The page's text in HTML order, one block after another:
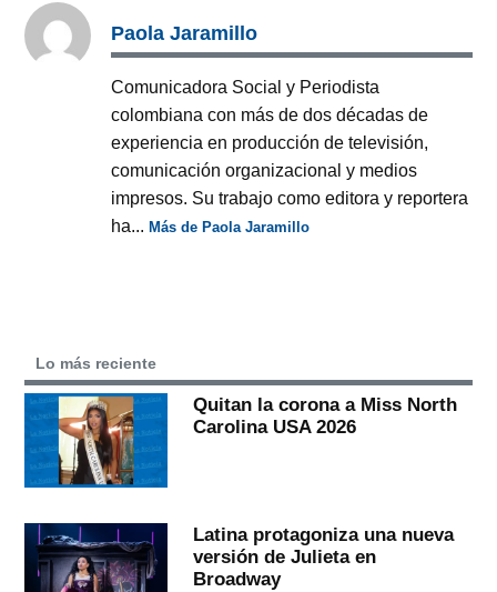
Paola Jaramillo
Comunicadora Social y Periodista
colombiana con más de dos décadas de
experiencia en producción de televisión,
comunicación organizacional y medios
impresos. Su trabajo como editora y reportera
ha...Más de Paola Jaramillo
Lo más reciente
Quitan la corona a Miss North
Carolina USA 2026
Latina protagoniza una nueva
versión de Julieta en
Broadway